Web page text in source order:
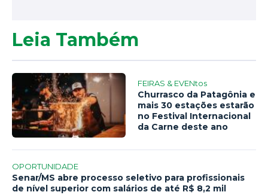
Leia Também
FEIRAS & EVENtos
Churrasco da Patagônia e
mais 30 estações estarão
no Festival Internacional
da Carne deste ano
OPORTUNIDADE
Senar/MS abre processo seletivo para profissionais
de nível superior com salários de até R$ 8,2 mil